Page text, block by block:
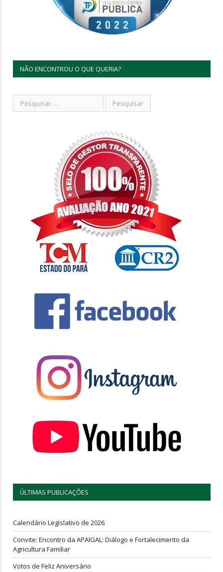
NÃO ENCONTROU O QUE QUERIA?
ÚLTIMAS PUBLICAÇÕES
Calendário Legislativo de 2026
Convite: Encontro da APAIGAL: Diálogo e Fortalecimento da
Agricultura Familiar
Votos de Feliz Aniversário